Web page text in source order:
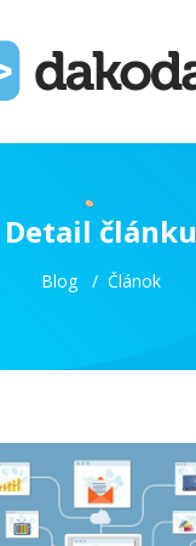
Detail článku
Blog Článok